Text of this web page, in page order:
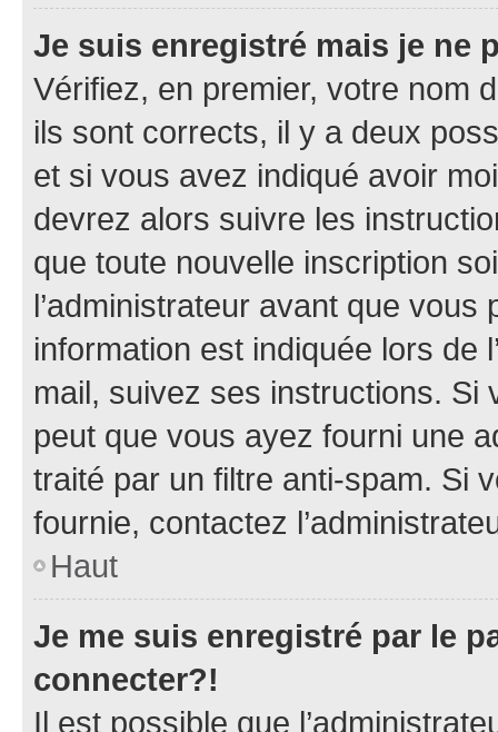
Je suis enregistré mais je ne
Vérifiez, en premier, votre nom
ils sont corrects, il y a deux
et si vous avez indiqué avoir
devrez alors suivre les
que toute nouvelle inscription
l’administrateur avant que
information est indiquée lors de
mail, suivez ses instructions. Si
peut que vous ayez fourni une
traité par un filtre anti-spam. Si
fournie, contactez
Haut
Je me suis enregistré par le
connecter?!
Il est possible que